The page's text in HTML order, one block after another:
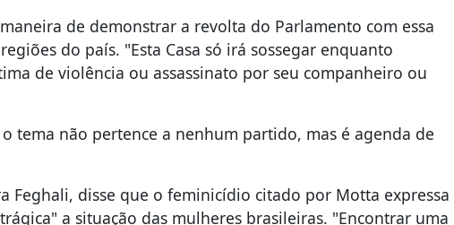
de demonstrar a revolta do Parlamento com essa
do país. "Esta Casa só irá sossegar enquanto
de violência ou assassinato por seu companheiro ou
tema não pertence a nenhum partido, mas é agenda de
Feghali, disse que o feminicídio citado por Motta expressa
a situação das mulheres brasileiras. "Encontrar uma